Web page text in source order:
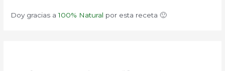
Doy gracias a100% Natural por esta receta 🙂